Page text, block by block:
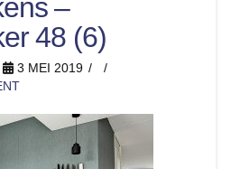
–
48 (6)
3 MEI 2019